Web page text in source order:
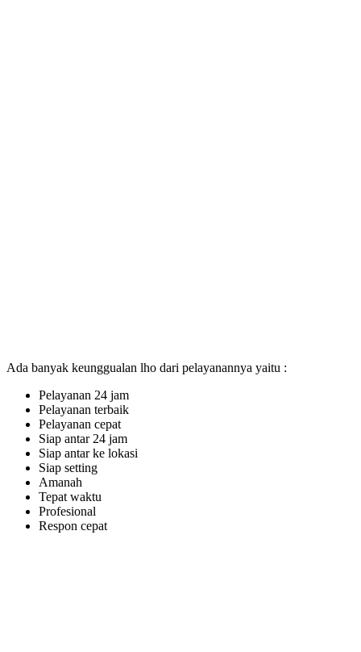
Ada banyak keunggualan lho dari pelayanannya yaitu :
Pelayanan 24 jam
Pelayanan terbaik
Pelayanan cepat
Siap antar 24 jam
Siap antar ke lokasi
Siap setting
Amanah
Tepat waktu
Profesional
Respon cepat